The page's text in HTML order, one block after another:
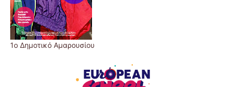
1ο Δημοτικό Αμαρουσίου